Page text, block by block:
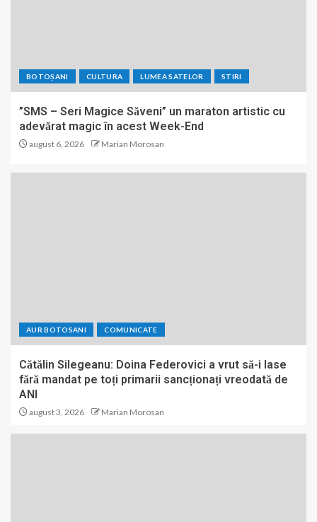
BOTOȘANI CULTURA LUMEA SATELOR STIRI
”SMS – Seri Magice Săveni” un maraton artistic cu
adevărat magic în acest Week-End
august 6, 2026 Marian Morosan
AUR BOTOSANI COMUNICATE
Cătălin Silegeanu: Doina Federovici a vrut să-i lase
fără mandat pe toți primarii sancționați vreodată de
ANI
august 3, 2026 Marian Morosan